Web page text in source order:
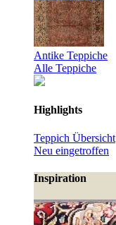
Antike Teppiche
Alle Teppiche
Highlights
Teppich Übersicht
Neu eingetroffen
Inspiration